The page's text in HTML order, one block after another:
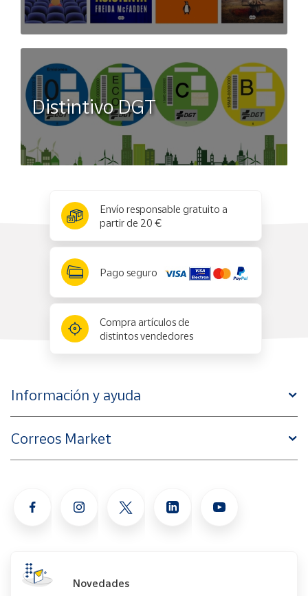
Distintivo DGT
Envío responsable gratuito a
partir de 20 €
Pago seguro
Compra artículos de
distintos vendedores
Información y ayuda
Correos Market
Novedades